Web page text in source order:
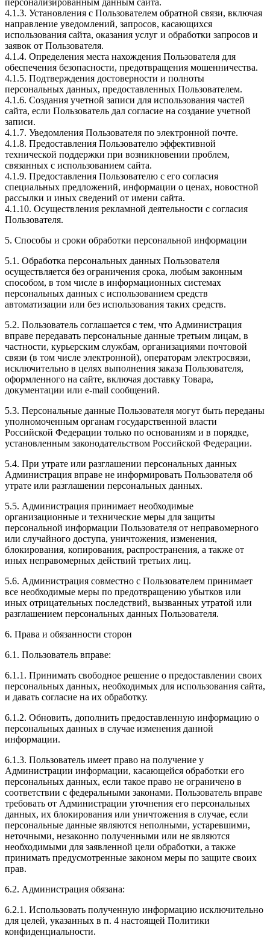
4.1.3. Установления с Пользователем обратной связи, включая
направление уведомлений, запросов, касающихся
использования сайта, оказания услуг и обработки запросов и
заявок от Пользователя.
4.1.4. Определения места нахождения Пользователя для
обеспечения безопасности, предотвращения мошенничества.
4.1.5. Подтверждения достоверности и полноты
персональных данных, предоставленных Пользователем.
4.1.6. Создания учетной записи для использования частей
сайта, если Пользователь дал согласие на создание учетной
записи.
4.1.7. Уведомления Пользователя по электронной почте.
4.1.8. Предоставления Пользователю эффективной
технической поддержки при возникновении проблем,
связанных с использованием сайта.
4.1.9. Предоставления Пользователю с его согласия
специальных предложений, информации о ценах, новостной
рассылки и иных сведений от имени сайта.
4.1.10. Осуществления рекламной деятельности с согласия
Пользователя.
5. Способы и сроки обработки персональной информации
5.1. Обработка персональных данных Пользователя
осуществляется без ограничения срока, любым законным
способом, в том числе в информационных системах
персональных данных с использованием средств
автоматизации или без использования таких средств.
5.2. Пользователь соглашается с тем, что Администрация
вправе передавать персональные данные третьим лицам, в
частности, курьерским службам, организациями почтовой
связи (в том числе электронной), операторам электросвязи,
исключительно в целях выполнения заказа Пользователя,
оформленного на сайте, включая доставку Товара,
документации или e-mail сообщений.
5.3. Персональные данные Пользователя могут быть переданы
уполномоченным органам государственной власти
Российской Федерации только по основаниям и в порядке,
установленным законодательством Российской Федерации.
5.4. При утрате или разглашении персональных данных
Администрация вправе не информировать Пользователя об
утрате или разглашении персональных данных.
5.5. Администрация принимает необходимые
организационные и технические меры для защиты
персональной информации Пользователя от неправомерного
или случайного доступа, уничтожения, изменения,
блокирования, копирования, распространения, а также от
иных неправомерных действий третьих лиц.
5.6. Администрация совместно с Пользователем принимает
все необходимые меры по предотвращению убытков или
иных отрицательных последствий, вызванных утратой или
разглашением персональных данных Пользователя.
6. Права и обязанности сторон
6.1. Пользователь вправе:
6.1.1. Принимать свободное решение о предоставлении своих
персональных данных, необходимых для использования сайта,
и давать согласие на их обработку.
6.1.2. Обновить, дополнить предоставленную информацию о
персональных данных в случае изменения данной
информации.
6.1.3. Пользователь имеет право на получение у
Администрации информации, касающейся обработки его
персональных данных, если такое право не ограничено в
соответствии с федеральными законами. Пользователь вправе
требовать от Администрации уточнения его персональных
данных, их блокирования или уничтожения в случае, если
персональные данные являются неполными, устаревшими,
неточными, незаконно полученными или не являются
необходимыми для заявленной цели обработки, а также
принимать предусмотренные законом меры по защите своих
прав.
6.2. Администрация обязана:
6.2.1. Использовать полученную информацию исключительно
для целей, указанных в п. 4 настоящей Политики
конфиденциальности.